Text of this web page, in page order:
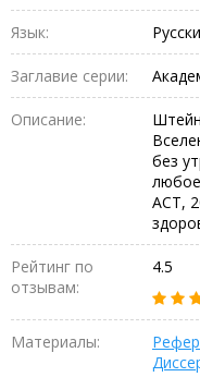
Язык:
Заглавие серии:
Описание:
без
АСТ,
Рейтинг по
отзывам:
4.5
Материалы: